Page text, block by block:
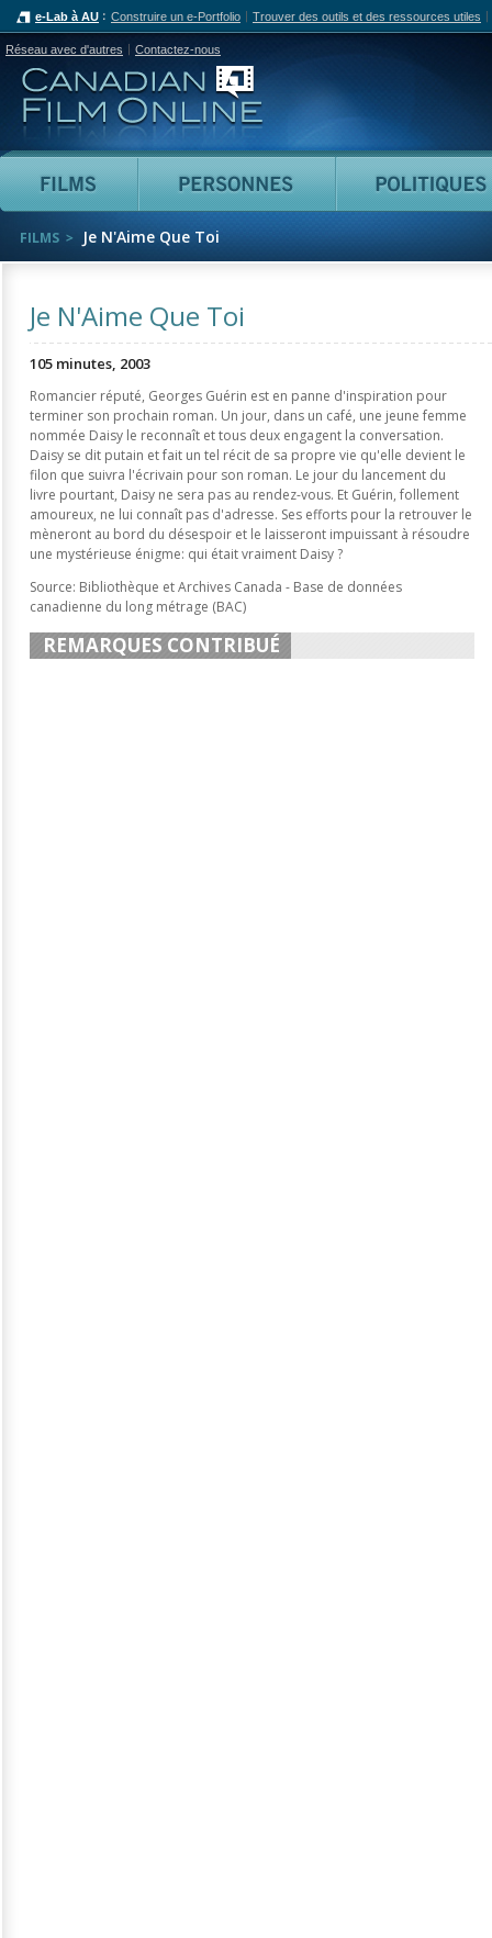
e-Lab à AU Construire un e-Portfolio Trouver des outils et des ressources utiles
Réseau avec d'autres Contactez-nous
Canadian Film Online
Films Personnes
FILMS Je N'Aime Que Toi
Je N'Aime Que Toi
105 minutes, 2003
Romancier réputé, Georges Guérin est en panne d'inspiration pour
terminer son prochain roman. Un jour, dans un café, une jeune femme
nommée Daisy le reconnaît et tous deux engagent la conversation.
Daisy se dit putain et fait un tel récit de sa propre vie qu'elle devient le
filon que suivra l'écrivain pour son roman. Le jour du lancement du
livre pourtant, Daisy ne sera pas au rendez-vous. Et Guérin, follement
amoureux, ne lui connaît pas d'adresse. Ses efforts pour la retrouver le
mèneront au bord du désespoir et le laisseront impuissant à résoudre
une mystérieuse énigme: qui était vraiment Daisy ?
Source: Bibliothèque et Archives Canada - Base de données
canadienne du long métrage (BAC)
REMARQUES CONTRIBUÉ